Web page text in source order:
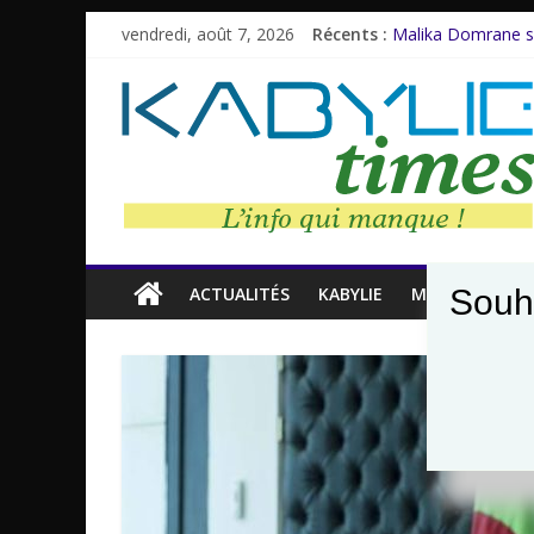
vendredi, août 7, 2026 Récents : Malika Domrane
Azzedine
Amnesty
Farid M’Sili : Une
ACTUALITÉS KABYLIE MONDE